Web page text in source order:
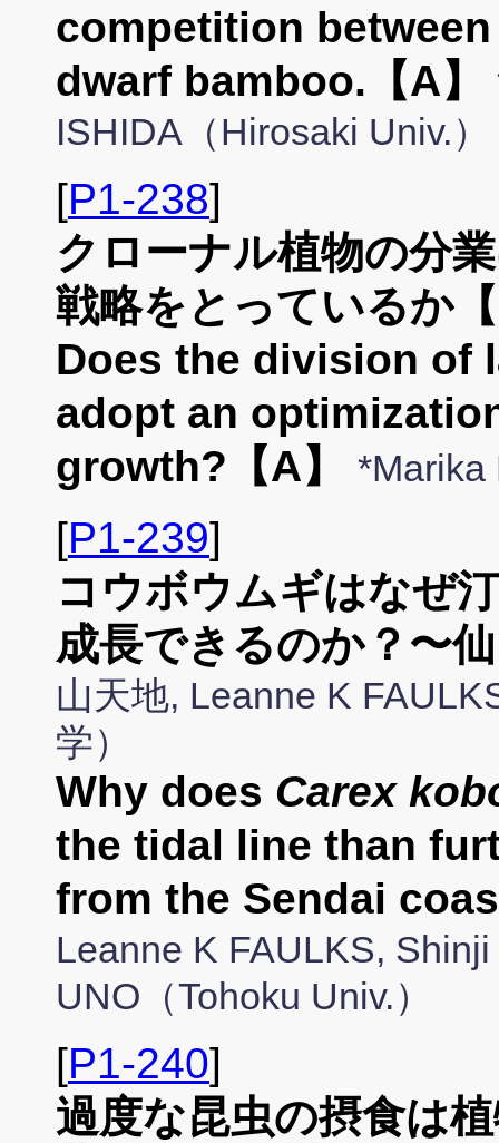
competition
dwarf bamboo.【A】
ISHIDA（Hirosaki Univ.）
[P1-238]
クローナル植物の分
戦略をとっているか
Does the division of
adopt an
growth?【A】
*Marika
[P1-239]
コウボウムギはなぜ
成長できるのか？〜
山天地, Leanne K
学）
Why does Carex
the tidal line than
from the Sendai
Leanne K FAULKS,
UNO（Tohoku Univ.）
[P1-240]
過度な昆虫の摂食は